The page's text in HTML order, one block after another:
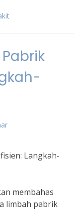
Langkah-
membahas
limbah pabrik